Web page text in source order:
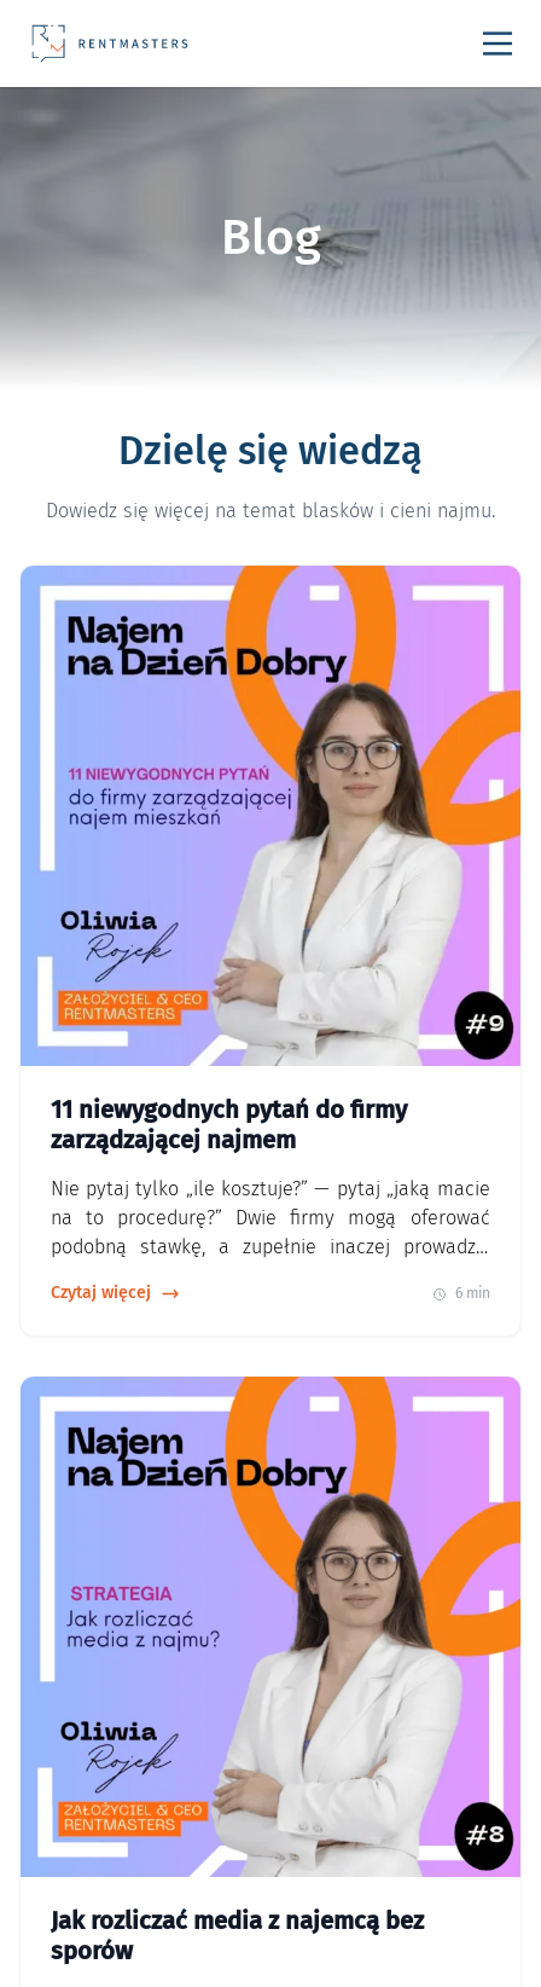
Blog
Dzielę się wiedzą
Dowiedz się więcej na temat blasków i cieni najmu.
11 niewygodnych pytań do firmy
zarządzającej najmem
Nie pytaj tylko „ile kosztuje?” — pytaj „jaką macie
na to procedurę?” Dwie firmy mogą oferować
podobną stawkę, a zupełnie inaczej prowadzić
nie tylko cennik, ale też sposób podejmowania
właśnie proces decyduje, czy wynajem jest…
Czytaj więcej 6 min
Jak rozliczać media z najemcą bez
sporów